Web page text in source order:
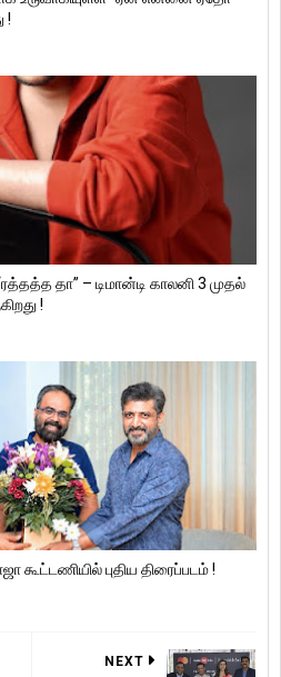
!
தா” – டிமான்டி காலனி 3 முதல்
!
கூட்டணியில் புதிய திரைப்படம் !
NEXT